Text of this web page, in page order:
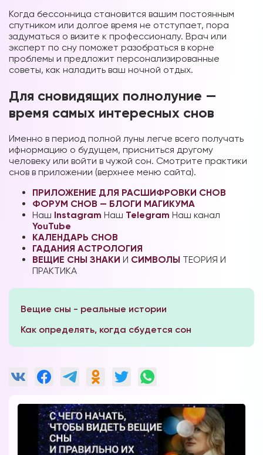
Когда бессонница становится вашим постоянным
спутником или долгое время не отступает, пора
задуматься о визите к профессионалу. Врач или
эксперт по сну поможет разобраться в корне
проблемы и предложит персонализированные
советы, как наладить ваш ночной отдых.
Для сновидящих полнолуние —
время самых интересных снов
Именно в период полной луны легче всего получать
ифнормацию о будущем, присниться другому
человеку или войти в чужой сон. Смотрите практики
снов в приложении (верхнее меню сайта).
ПРИЛОЖЕНИЕ ДЛЯ РАСШИФРОВКИ СНОВ
ФОРУМ СНОВ — БЛОГИ МАГИКУМА
Наш Instagram Наш Telegram Наш канал
YouTube
КАЛЕНДАРЬ СНОВ
ГАДАНИЯ АСТРОЛОГИЯ
ВЕЩИЕ СНЫ ЗНАКИ И СИМВОЛЫ ТЕОРИЯ И
ПРАКТИКА
Вещие сны - реальные истории
Как определять, когда сбудется сон